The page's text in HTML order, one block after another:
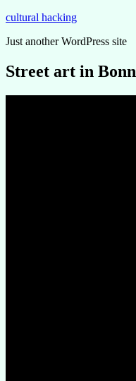
Zum
springen
cultural hacking
Just another WordPress site
Street art in Bonn